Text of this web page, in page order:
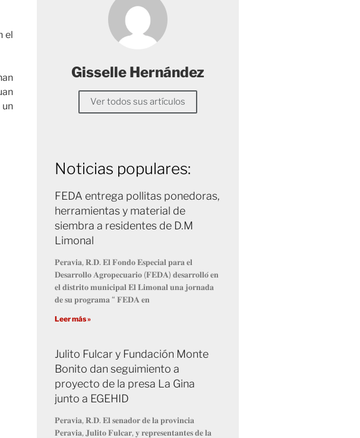
el
Gisselle Hernández
Ver todos sus artículos
Noticias populares:
FEDA entrega pollitas ponedoras,
herramientas y material de
siembra a residentes de D.M
Limonal
𝐏𝐞𝐫𝐚𝐯𝐢𝐚, 𝐑.𝐃. 𝐄𝐥 𝐅𝐨𝐧𝐝𝐨 𝐄𝐬𝐩𝐞𝐜𝐢𝐚𝐥 𝐩𝐚𝐫𝐚 𝐞𝐥
𝐃𝐞𝐬𝐚𝐫𝐫𝐨𝐥𝐥𝐨 𝐀𝐠𝐫𝐨𝐩𝐞𝐜𝐮𝐚𝐫𝐢𝐨 (𝐅𝐄𝐃𝐀) 𝐝𝐞𝐬𝐚𝐫𝐫𝐨𝐥𝐥𝐨́ 𝐞𝐧
𝐞𝐥 𝐝𝐢𝐬𝐭𝐫𝐢𝐭𝐨 𝐦𝐮𝐧𝐢𝐜𝐢𝐩𝐚𝐥 𝐄𝐥 𝐋𝐢𝐦𝐨𝐧𝐚𝐥 𝐮𝐧𝐚 𝐣𝐨𝐫𝐧𝐚𝐝𝐚
𝐝𝐞 𝐬𝐮 𝐩𝐫𝐨𝐠𝐫𝐚𝐦𝐚 “ 𝐅𝐄𝐃𝐀 𝐞𝐧
Leer más »
Julito Fulcar y Fundación Monte
Bonito dan seguimiento a
proyecto de la presa La Gina
junto a EGEHID
𝐏𝐞𝐫𝐚𝐯𝐢𝐚, 𝐑.𝐃. 𝐄𝐥 𝐬𝐞𝐧𝐚𝐝𝐨𝐫 𝐝𝐞 𝐥𝐚 𝐩𝐫𝐨𝐯𝐢𝐧𝐜𝐢𝐚
𝐏𝐞𝐫𝐚𝐯𝐢𝐚, 𝐉𝐮𝐥𝐢𝐭𝐨 𝐅𝐮𝐥𝐜𝐚𝐫, 𝐲 𝐫𝐞𝐩𝐫𝐞𝐬𝐞𝐧𝐭𝐚𝐧𝐭𝐞𝐬 𝐝𝐞 𝐥𝐚